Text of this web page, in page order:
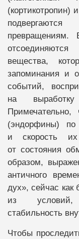
(кортикотропин)
превращениям.
вещества,
запоминания и
событий,
на
(эндорфины) по
и скорость их
от состояния
образом,
античного
дух», сейчас
из условий,
стабильность
Чтобы